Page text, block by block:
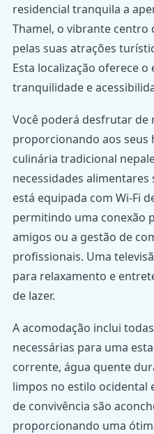
residencial tranquila a
Thamel, o vibrante centro
pelas suas atrações
Esta localização oferece
tranquilidade e
Você poderá desfrutar de
proporcionando aos seus
culinária tradicional
necessidades alimentares
está equipada com Wi-Fi
permitindo uma conexão
amigos ou a gestão de
profissionais. Uma
para relaxamento e
de lazer.
A acomodação inclui
necessárias para uma
corrente, água quente
limpos no estilo ocidental
de convivência são
proporcionando uma